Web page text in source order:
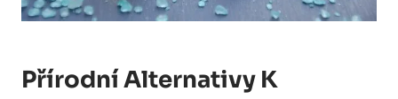
Přírodní Alternativy K